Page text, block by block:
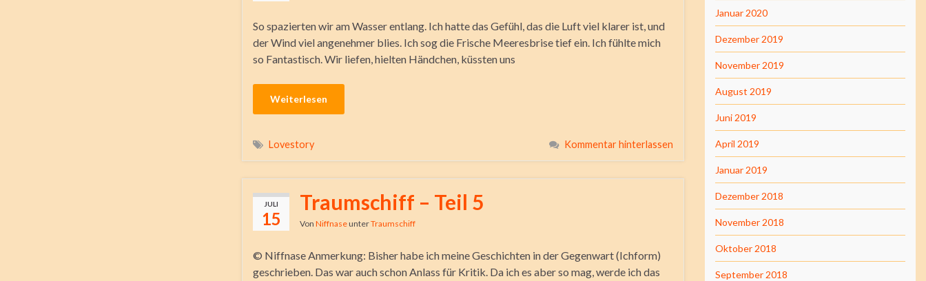
So spazierten wir am Wasser entlang. Ich hatte das Gefühl, das die Luft viel klarer ist, und
der Wind viel angenehmer blies. Ich sog die Frische Meeresbrise tief ein. Ich fühlte mich
so Fantastisch. Wir liefen, hielten Händchen, küssten uns
Weiterlesen
Lovestory Kommentar hinterlassen
JULI
15
Traumschiff – Teil 5
Von NiffnaseunterTraumschiff
© Niffnase Anmerkung: Bisher habe ich meine Geschichten in der Gegenwart (Ichform)
geschrieben. Das war auch schon Anlass für Kritik. Da ich es aber so mag, werde ich das
Januar 2020
Dezember 2019
November 2019
August 2019
Juni 2019
April 2019
Januar 2019
Dezember 2018
November 2018
Oktober 2018
September 2018